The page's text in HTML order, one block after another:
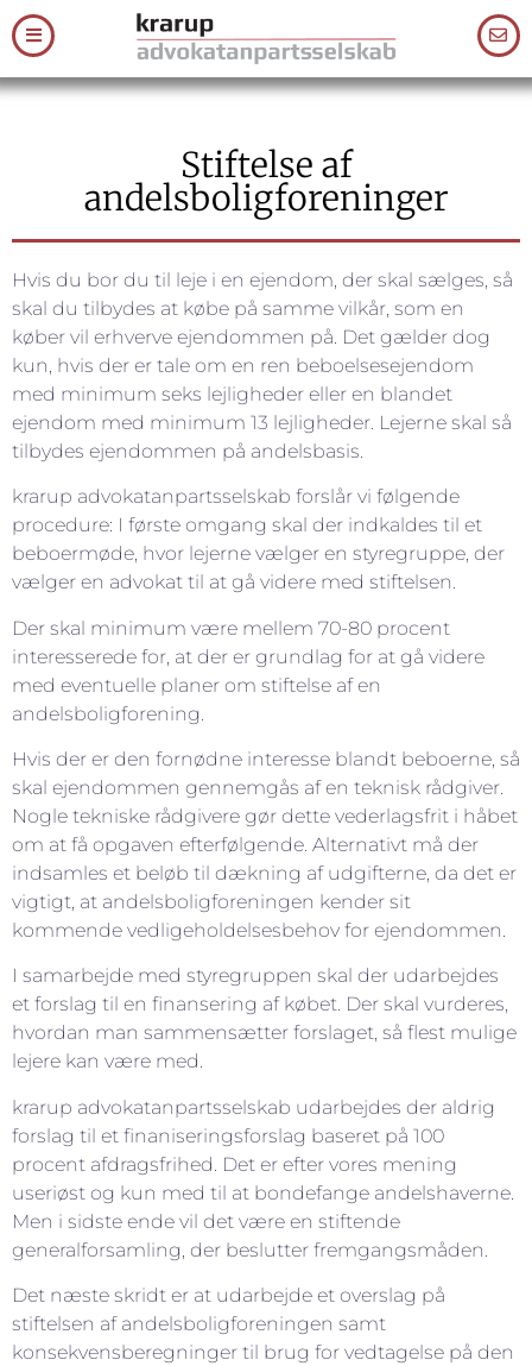
Stiftelse af
andelsboligforeninger
Hvis du bor du til leje i en ejendom, der skal sælges, så
skal du tilbydes at købe på samme vilkår, som en
køber vil erhverve ejendommen på. Det gælder dog
kun, hvis der er tale om en ren beboelsesejendom
med minimum seks lejligheder eller en blandet
ejendom med minimum 13 lejligheder. Lejerne skal så
tilbydes ejendommen på andelsbasis.
krarup advokatanpartsselskab forslår vi følgende
procedure: I første omgang skal der indkaldes til et
beboermøde, hvor lejerne vælger en styregruppe, der
vælger en advokat til at gå videre med stiftelsen.
Der skal minimum være mellem 70-80 procent
interesserede for, at der er grundlag for at gå videre
med eventuelle planer om stiftelse af en
andelsboligforening.
Hvis der er den fornødne interesse blandt beboerne, så
skal ejendommen gennemgås af en teknisk rådgiver.
Nogle tekniske rådgivere gør dette vederlagsfrit i håbet
om at få opgaven efterfølgende. Alternativt må der
indsamles et beløb til dækning af udgifterne, da det er
vigtigt, at andelsboligforeningen kender sit
kommende vedligeholdelsesbehov for ejendommen.
I samarbejde med styregruppen skal der udarbejdes
et forslag til en finansering af købet. Der skal vurderes,
hvordan man sammensætter forslaget, så flest mulige
lejere kan være med.
krarup advokatanpartsselskab udarbejdes der aldrig
forslag til et finaniseringsforslag baseret på 100
procent afdragsfrihed. Det er efter vores mening
useriøst og kun med til at bondefange andelshaverne.
Men i sidste ende vil det være en stiftende
generalforsamling, der beslutter fremgangsmåden.
Det næste skridt er at udarbejde et overslag på
stiftelsen af andelsboligforeningen samt
konsekvensberegninger til brug for vedtagelse på den